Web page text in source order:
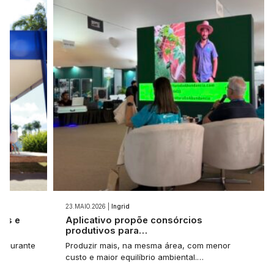
e
durante
23.MAIO.2026 | Ingrid
Aplicativo propõe consórcios
produtivos para…
Produzir mais, na mesma área, com menor
custo e maior equilíbrio ambiental.…